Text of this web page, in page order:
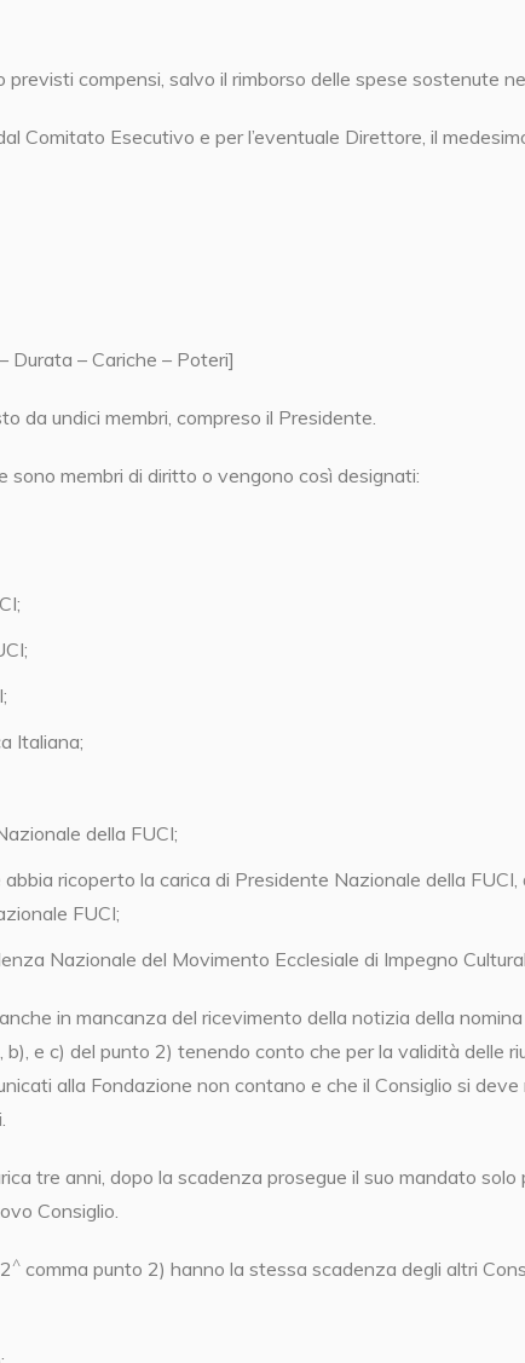
compensi, salvo il rimborso delle spese sostenute
Comitato Esecutivo e per l’eventuale Direttore, il
Durata – Cariche – Poteri]
da undici membri, compreso il Presidente.
sono membri di diritto o vengono così designati:
Italiana;
della FUCI;
ricoperto la carica di Presidente Nazionale della
FUCI;
Nazionale del Movimento Ecclesiale di Impegno
in mancanza del ricevimento della notizia della
e c) del punto 2) tenendo conto che per la validità delle
alla Fondazione non contano e che il Consiglio si
tre anni, dopo la scadenza prosegue il suo mandato solo
Consiglio.
^comma punto 2) hanno la stessa scadenza degli altri